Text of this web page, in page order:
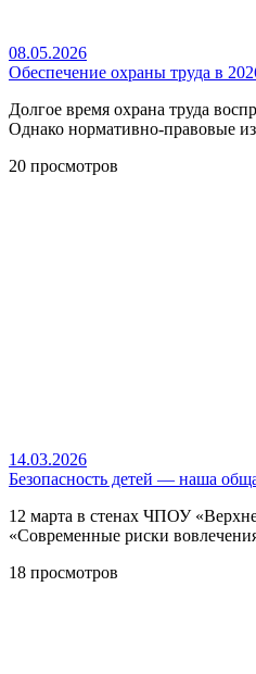
08.05.2026
Обеспечение охраны труда в
Долгое время охрана труда
Однако нормативно-правовые
20 просмотров
14.03.2026
Безопасность детей — наша
12 марта в стенах ЧПОУ
«Современные риски
18 просмотров